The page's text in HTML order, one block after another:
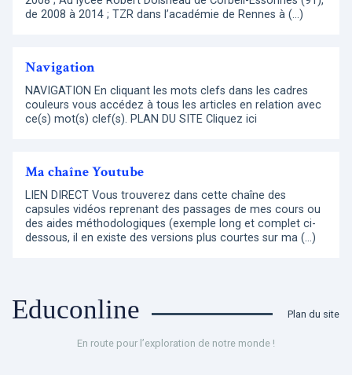
de 2008 à 2014 ; TZR dans l’académie de Rennes à (…)
Navigation
NAVIGATION En cliquant les mots clefs dans les cadres
couleurs vous accédez à tous les articles en relation avec
ce(s) mot(s) clef(s). PLAN DU SITE Cliquez ici
Ma chaîne Youtube
LIEN DIRECT Vous trouverez dans cette chaîne des
capsules vidéos reprenant des passages de mes cours ou
des aides méthodologiques (exemple long et complet ci-
dessous, il en existe des versions plus courtes sur ma (…)
Educonline Plan du site
En route pour l’exploration de notre monde !